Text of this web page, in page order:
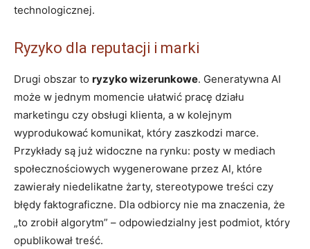
technologicznej.
Ryzyko dla reputacji i marki
Drugi obszar to ryzyko wizerunkowe. Generatywna AI
może w jednym momencie ułatwić pracę działu
marketingu czy obsługi klienta, a w kolejnym
wyprodukować komunikat, który zaszkodzi marce.
Przykłady są już widoczne na rynku: posty w mediach
społecznościowych wygenerowane przez AI, które
zawierały niedelikatne żarty, stereotypowe treści czy
błędy faktograficzne. Dla odbiorcy nie ma znaczenia, że
„to zrobił algorytm” – odpowiedzialny jest podmiot, który
opublikował treść.